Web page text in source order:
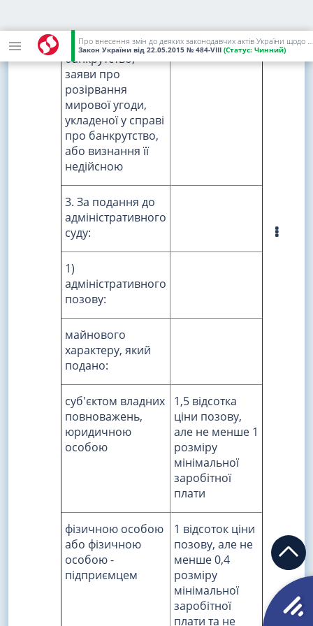
Про внесення змін до деяких законодавчих актів України щодо сплати судового збору
Закон України від 22.05.2015 № 484-VIII (Статус: Чинний)
провадження у
справі про
банкрутство;
заяви про
розірвання
мирової угоди,
укладеної у справі
про банкрутство,
або визнання її
недійсною
3. За подання до
адміністративного
суду:
1)
адміністративного
позову:
майнового
характеру, який
подано:
суб'єктом владних
повноважень,
юридичною
особою
1,5 відсотка
ціни позову,
але не менше 1
розміру
мінімальної
заробітної
плати
фізичною особою
або фізичною
особою -
підприємцем
1 відсоток ціни
позову, але не
менше 0,4
розміру
мінімальної
заробітної
плати та не